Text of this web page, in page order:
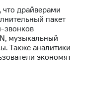
, что драйверами
пакет
звонков
музыкальный
Также аналитики
экономят